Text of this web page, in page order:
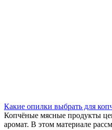
Какие опилки выбрать для
Копчёные мясные продукты
аромат. В этом материале